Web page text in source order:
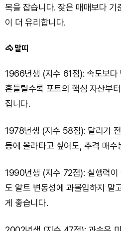
목을 잡습니다. 잦은 매매보다 기
이 더 유리합니다.
🐴 말띠
1966년생 (지수 61점): 속도보다
흔들릴수록 포트의 핵심 자산부
집니다.
1978년생 (지수 58점): 달리기
등에 올라타고 싶어도, 추격 매
1990년생 (지수 72점): 실행력이
도 알트 변동성에 과몰입하지 말
게 좋습니다.